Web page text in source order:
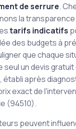
de serrure.
la
tarifs indicatifs
des budgets à
que chaque
seul un devis
établi après
exact de
(94510).
peuvent